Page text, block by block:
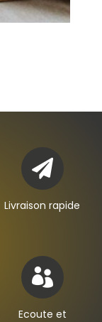

Livraison rapide

Ecoute et